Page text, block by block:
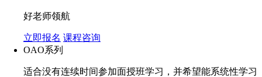
好老师领航
立即报名 课程咨询
OAO系列
适合没有连续时间参加面授班学习，并希望能系统性学习